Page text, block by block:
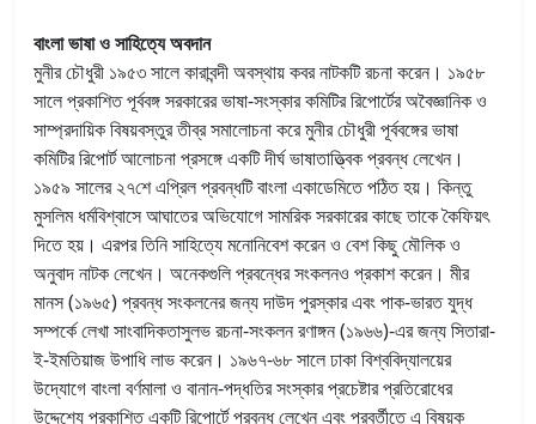
বাংলা ভাষা ও সাহিত্যে অবদান
মুনীর চৌধুরী ১৯৫৩ সালে কারাবন্দী অবস্থায় কবর নাটকটি রচনা করেন। ১৯৫৮
সালে প্রকাশিত পূর্ববঙ্গ সরকারের ভাষা-সংস্কার কমিটির রিপোর্টের অবৈজ্ঞানিক ও
সাম্প্রদায়িক বিষয়বস্তুর তীব্র সমালোচনা করে মুনীর চৌধুরী পূর্ববঙ্গের ভাষা
কমিটির রিপোর্ট আলোচনা প্রসঙ্গে একটি দীর্ঘ ভাষাতাত্ত্বিক প্রবন্ধ লেখেন।
১৯৫৯ সালের ২৭শে এপ্রিল প্রবন্ধটি বাংলা একাডেমিতে পঠিত হয়। কিন্তু
মুসলিম ধর্মবিশ্বাসে আঘাতের অভিযোগে সামরিক সরকারের কাছে তাকে কৈফিয়ৎ
দিতে হয়। এরপর তিনি সাহিত্যে মনোনিবেশ করেন ও বেশ কিছু মৌলিক ও
অনুবাদ নাটক লেখেন। অনেকগুলি প্রবন্ধের সংকলনও প্রকাশ করেন। মীর
মানস (১৯৬৫) প্রবন্ধ সংকলনের জন্য দাউদ পুরস্কার এবং পাক-ভারত যুদ্ধ
সম্পর্কে লেখা সাংবাদিকতাসুলভ রচনা-সংকলন রণাঙ্গন (১৯৬৬)-এর জন্য সিতারা-
ই-ইমতিয়াজ উপাধি লাভ করেন। ১৯৬৭-৬৮ সালে ঢাকা বিশ্ববিদ্যালয়ের
উদ্যোগে বাংলা বর্ণমালা ও বানান-পদ্ধতির সংস্কার প্রচেষ্টার প্রতিরোধের
উদ্দেশ্যে প্রকাশিত একটি রিপোর্টে প্রবন্ধ লেখেন এবং পরবর্তীতে এ বিষয়ক